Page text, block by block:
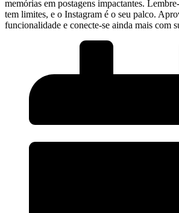
memórias em postagens impactantes.
tem limites, e o Instagram é o​ seu palco.
funcionalidade e conecte-se ainda‌ mais com⁤